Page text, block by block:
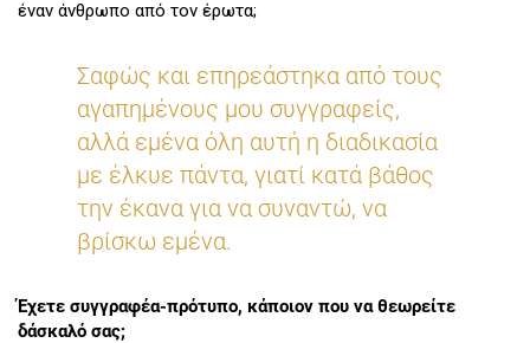
έναν άνθρωπο από τον έρωτα;
Σαφώς και επηρεάστηκα από τους
αγαπημένους μου συγγραφείς,
αλλά εμένα όλη αυτή η διαδικασία
με έλκυε πάντα, γιατί κατά βάθος
την έκανα για να συναντώ, να
βρίσκω εμένα.
Έχετε συγγραφέα-πρότυπο, κάποιον που να θεωρείτε
δάσκαλό σας;